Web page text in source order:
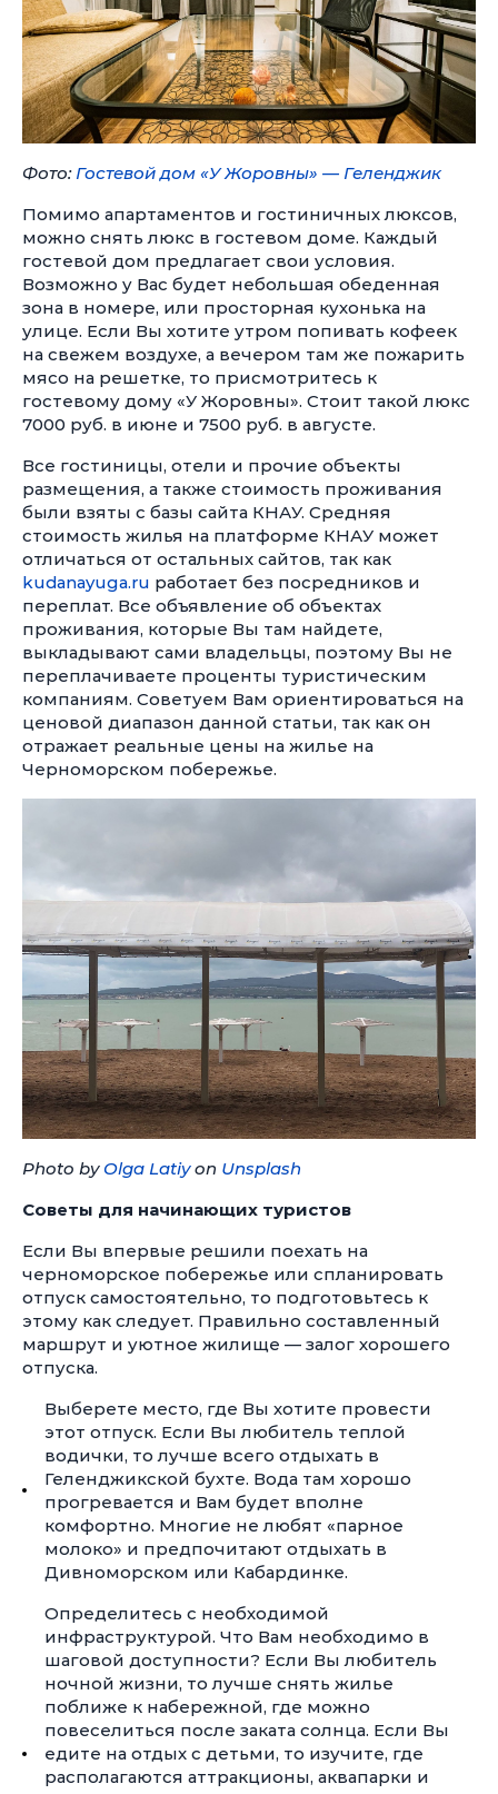
Фото: Гостевой дом «У Жоровны» — Геленджик
Помимо апартаментов и гостиничных люксов,
можно снять люкс в гостевом доме. Каждый
гостевой дом предлагает свои условия.
Возможно у Вас будет небольшая обеденная
зона в номере, или просторная кухонька на
улице. Если Вы хотите утром попивать кофеек
на свежем воздухе, а вечером там же пожарить
мясо на решетке, то присмотритесь к
гостевому дому «У Жоровны». Стоит такой люкс
7000 руб. в июне и 7500 руб. в августе.
Все гостиницы, отели и прочие объекты
размещения, а также стоимость проживания
были взяты с базы сайта КНАУ. Средняя
стоимость жилья на платформе КНАУ может
отличаться от остальных сайтов, так как
kudanayuga.ru работает без посредников и
переплат. Все объявление об объектах
проживания, которые Вы там найдете,
выкладывают сами владельцы, поэтому Вы не
переплачиваете проценты туристическим
компаниям. Советуем Вам ориентироваться на
ценовой диапазон данной статьи, так как он
отражает реальные цены на жилье на
Черноморском побережье.
Photo byOlga Latiyon Unsplash
Советы для начинающих туристов
Если Вы впервые решили поехать на
черноморское побережье или спланировать
отпуск самостоятельно, то подготовьтесь к
этому как следует. Правильно составленный
маршрут и уютное жилище — залог хорошего
отпуска.
Выберете место, где Вы хотите провести
этот отпуск. Если Вы любитель теплой
водички, то лучше всего отдыхать в
Геленджикской бухте. Вода там хорошо
прогревается и Вам будет вполне
комфортно. Многие не любят «парное
молоко» и предпочитают отдыхать в
Дивноморском или Кабардинке.
Определитесь с необходимой
инфраструктурой. Что Вам необходимо в
шаговой доступности? Если Вы любитель
ночной жизни, то лучше снять жилье
поближе к набережной, где можно
повеселиться после заката солнца. Если Вы
едите на отдых с детьми, то изучите, где
располагаются аттракционы, аквапарки и